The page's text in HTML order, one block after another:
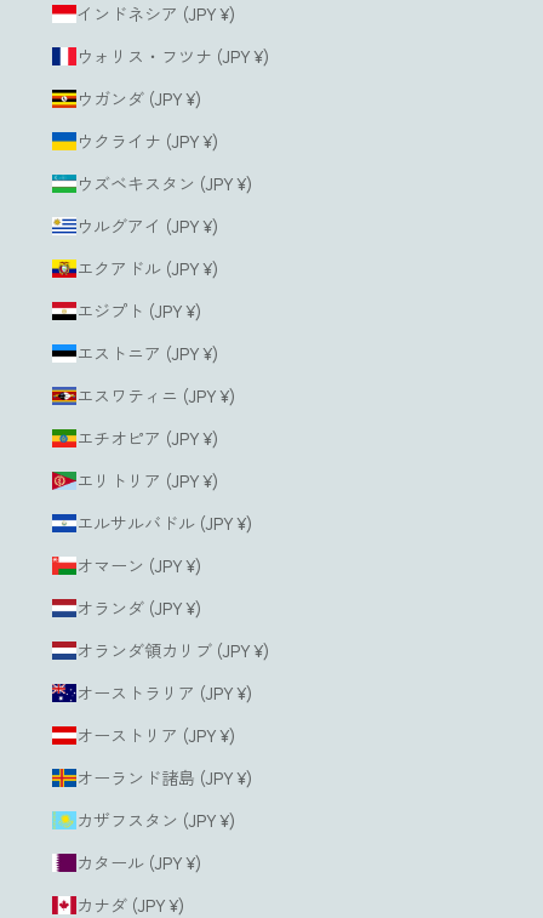
インドネシア (JPY ¥)
ウォリス・フツナ (JPY ¥)
ウガンダ (JPY ¥)
ウクライナ (JPY ¥)
ウズベキスタン (JPY ¥)
ウルグアイ (JPY ¥)
エクアドル (JPY ¥)
エジプト (JPY ¥)
エストニア (JPY ¥)
エスワティニ (JPY ¥)
エチオピア (JPY ¥)
エリトリア (JPY ¥)
エルサルバドル (JPY ¥)
オマーン (JPY ¥)
オランダ (JPY ¥)
オランダ領カリブ (JPY ¥)
オーストラリア (JPY ¥)
オーストリア (JPY ¥)
オーランド諸島 (JPY ¥)
カザフスタン (JPY ¥)
カタール (JPY ¥)
カナダ (JPY ¥)